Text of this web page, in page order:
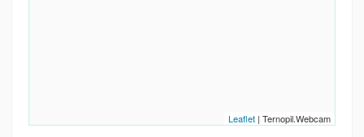
Leaflet | Ternopil.Webcam